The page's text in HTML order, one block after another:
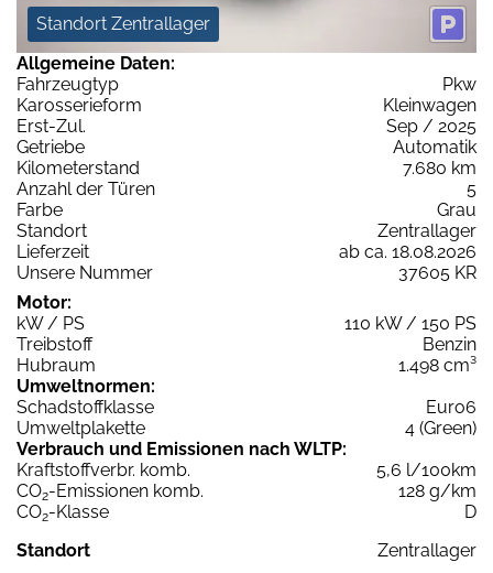
Standort Zentrallager
Allgemeine Daten:
Fahrzeugtyp
Pkw
Karosserieform
Kleinwagen
Erst-Zul.
Sep / 2025
Getriebe
Automatik
Kilometerstand
7.680 km
Anzahl der Türen
5
Farbe
Grau
Standort
Zentrallager
Lieferzeit
ab ca. 18.08.2026
Unsere Nummer
37605 KR
Motor:
kW / PS
110 kW / 150 PS
Treibstoff
Benzin
Hubraum
1.498 cm³
Umweltnormen:
Schadstoffklasse
Euro6
Umweltplakette
4 (Green)
Verbrauch und Emissionen nach WLTP:
Kraftstoffverbr. komb.
5,6 l/100km
CO2-Emissionen komb.
128 g/km
CO2-Klasse
D
Standort
Zentrallager